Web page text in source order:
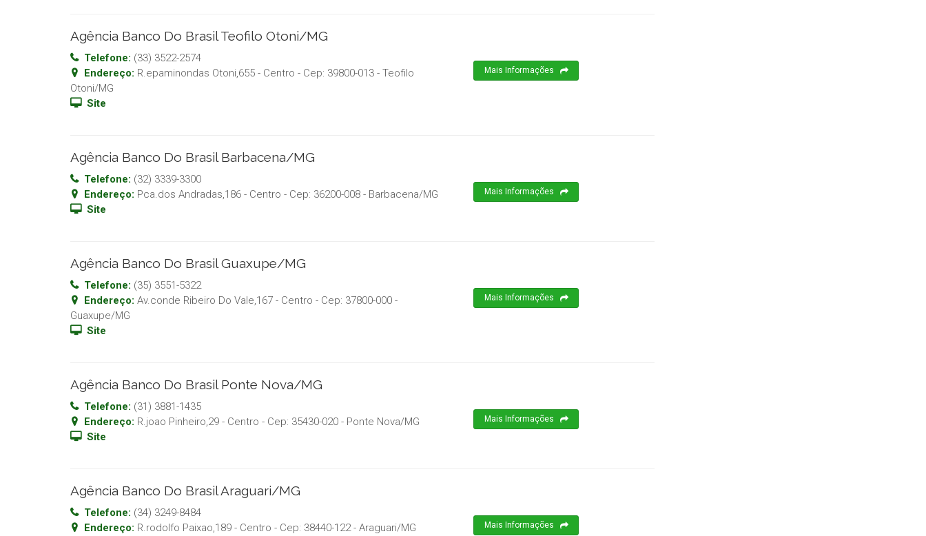
Agência Banco Do Brasil Teofilo Otoni/MG
Telefone: (33) 3522-2574
Endereço: R.epaminondas Otoni,655 - Centro - Cep: 39800-013 - Teofilo
Otoni/MG
Site
Mais Informações
Agência Banco Do Brasil Barbacena/MG
Telefone: (32) 3339-3300
Endereço: Pca.dos Andradas,186 - Centro - Cep: 36200-008 - Barbacena/MG
Site
Mais Informações
Agência Banco Do Brasil Guaxupe/MG
Telefone: (35) 3551-5322
Endereço: Av.conde Ribeiro Do Vale,167 - Centro - Cep: 37800-000 -
Guaxupe/MG
Site
Mais Informações
Agência Banco Do Brasil Ponte Nova/MG
Telefone: (31) 3881-1435
Endereço: R.joao Pinheiro,29 - Centro - Cep: 35430-020 - Ponte Nova/MG
Site
Mais Informações
Agência Banco Do Brasil Araguari/MG
Telefone: (34) 3249-8484
Endereço: R.rodolfo Paixao,189 - Centro - Cep: 38440-122- Araguari/MG
Mais Informações